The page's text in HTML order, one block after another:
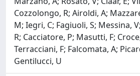
Cozzolongo, R; Airoldi, A;
M; Iegri, C; Fagiuoli, S; Messina,
R; Cacciatore, P; Masutti, F;
Terracciani, F; Falcomata, A;
Gentilucci, U